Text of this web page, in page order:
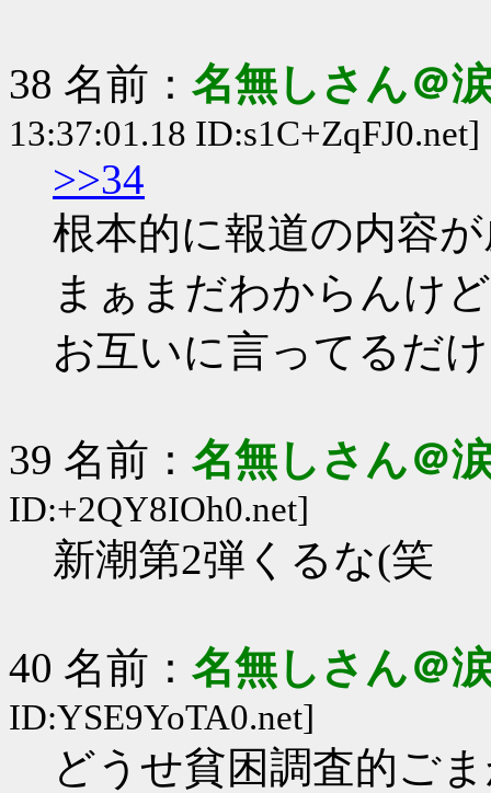
38 名前： 名無しさん＠
13:37:01.18 ID:s1C+ZqFJ0.net]
>>34
根本的に報道の内容
まぁまだわからんけ
お互いに言ってるだ
39 名前： 名無しさん＠
ID:+2QY8IOh0.net]
新潮第2弾くるな(笑
40 名前： 名無しさん＠
ID:YSE9YoTA0.net]
どうせ貧困調査的ご